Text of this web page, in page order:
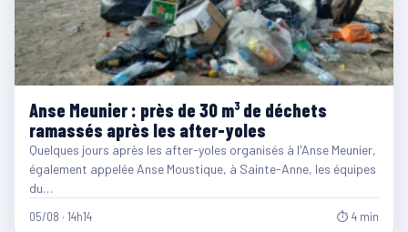
Anse Meunier : près de 30 m³ de déchets
ramassés après les after-yoles
Quelques jours après les after-yoles organisés à l'Anse Meunier,
également appelée Anse Moustique, à Sainte-Anne, les équipes
du…
05/08 · 14h14 ⏱ 4 min